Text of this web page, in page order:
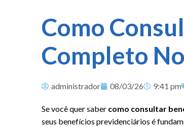
Como
Completo
administrador 08/03/26 9:41 pm
Se você quer saber como consultar
seus benefícios previdenciários é